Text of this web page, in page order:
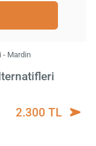
- Mardin
2.300 TL